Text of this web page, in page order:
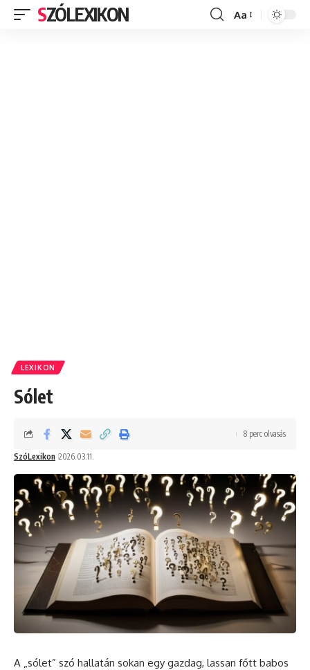
SZÓLEXIKON
Font
Aa
LEXIKON
Sólet
SzóLexikon 2026.03.11.
8 perc olvasás
A „sólet” szó hallatán sokan egy gazdag, lassan főtt babos